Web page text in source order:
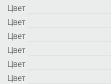
Цвет
Цвет
Цвет
Цвет
Цвет
Цвет